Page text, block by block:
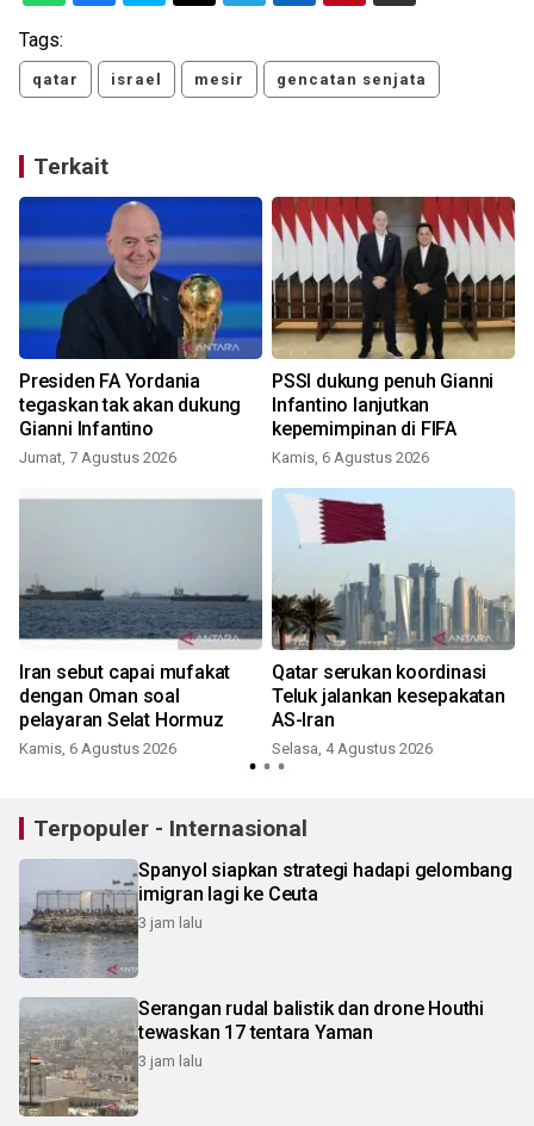
Tags:
qatar israel mesir gencatan senjata
Terkait
Presiden FA Yordania
tegaskan tak akan dukung
Gianni Infantino
Jumat, 7 Agustus 2026
PSSI dukung penuh Gianni
Infantino lanjutkan
kepemimpinan di FIFA
Kamis, 6 Agustus 2026
Iran sebut capai mufakat
dengan Oman soal
pelayaran Selat Hormuz
Kamis, 6 Agustus 2026
Qatar serukan koordinasi
Teluk jalankan kesepakatan
AS-Iran
Selasa, 4 Agustus 2026
Terpopuler - Internasional
Spanyol siapkan strategi hadapi gelombang
imigran lagi ke Ceuta
3 jam lalu
Serangan rudal balistik dan drone Houthi
tewaskan 17 tentara Yaman
3 jam lalu